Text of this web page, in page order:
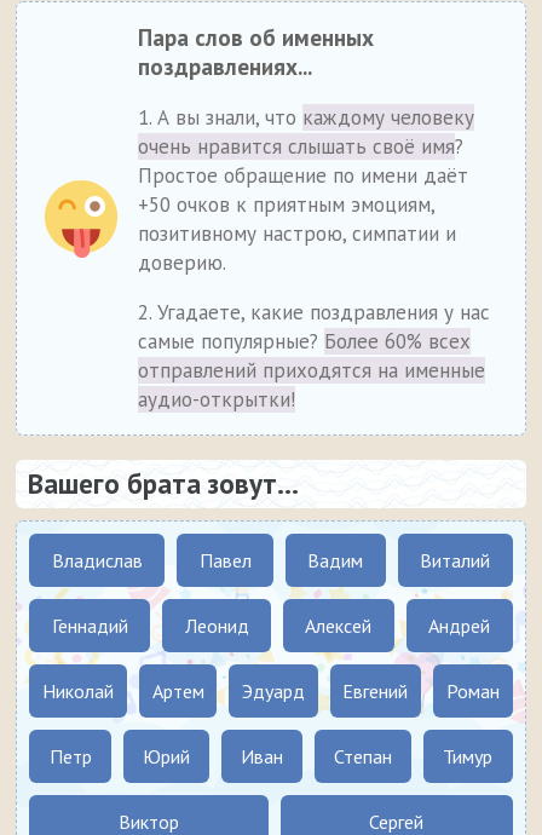
Пара слов об именных
поздравлениях...
1. А вы знали, что каждому человеку
очень нравится слышать своё имя?
Простое обращение по имени даёт
+50 очков к приятным эмоциям,
позитивному настрою, симпатии и
доверию.
2. Угадаете, какие поздравления у нас
самые популярные? Более 60% всех
отправлений приходятся на именные
аудио-открытки!
Вашего брата зовут...
Владислав Павел Вадим Виталий
Геннадий Леонид Алексей Андрей
Николай Артем Эдуард Евгений Роман
Петр Юрий Иван Степан Тимур
Виктор Сергей